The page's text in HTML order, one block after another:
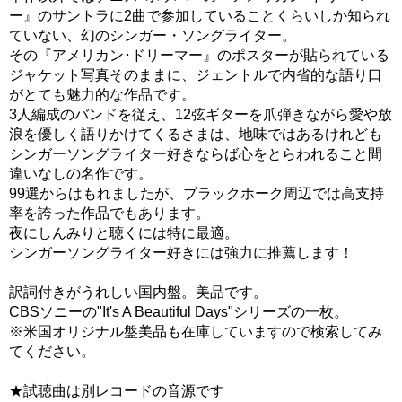
ー』のサントラに2曲で参加していることくらいしか知られ
ていない、幻のシンガー・ソングライター。
その『アメリカン･ドリーマー』のポスターが貼られている
ジャケット写真そのままに、ジェントルで内省的な語り口
がとても魅力的な作品です。
3人編成のバンドを従え、12弦ギターを爪弾きながら愛や放
浪を優しく語りかけてくるさまは、地味ではあるけれども
シンガーソングライター好きならば心をとらわれること間
違いなしの名作です。
99選からはもれましたが、ブラックホーク周辺では高支持
率を誇った作品でもあります。
夜にしんみりと聴くには特に最適。
シンガーソングライター好きには強力に推薦します！
訳詞付きがうれしい国内盤。美品です。
CBSソニーの"It's A Beautiful Days"シリーズの一枚。
※米国オリジナル盤美品も在庫していますので検索してみ
てください。
★試聴曲は別レコードの音源です